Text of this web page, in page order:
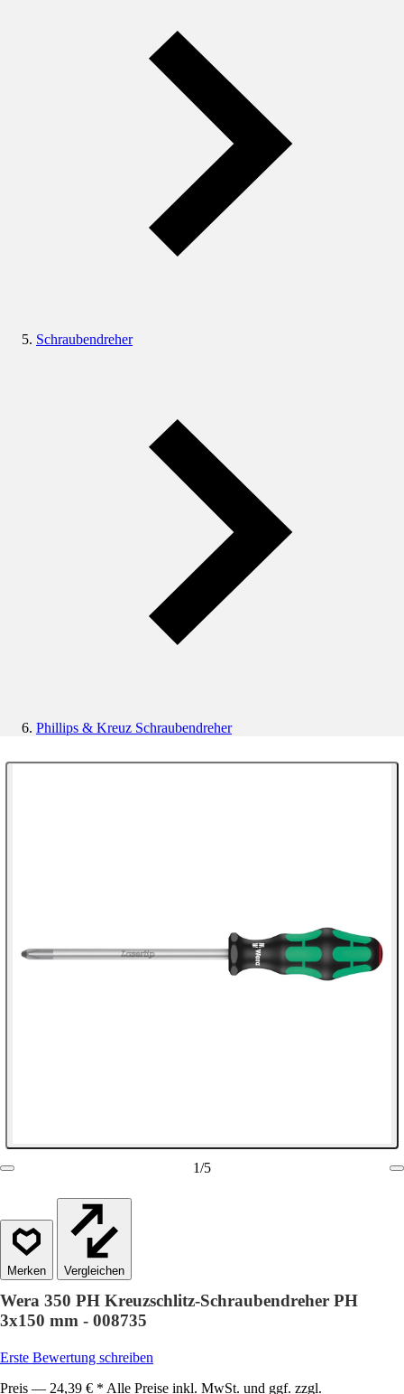
Schraubendreher
Phillips & Kreuz Schraubendreher
1/5
Vergleichen
Wera 350 PH Kreuzschlitz-Schraubendreher PH
3x150 mm - 008735
Erste Bewertung schreiben
Preis — 24,39 € * Alle Preise inkl. MwSt. und ggf. zzgl.